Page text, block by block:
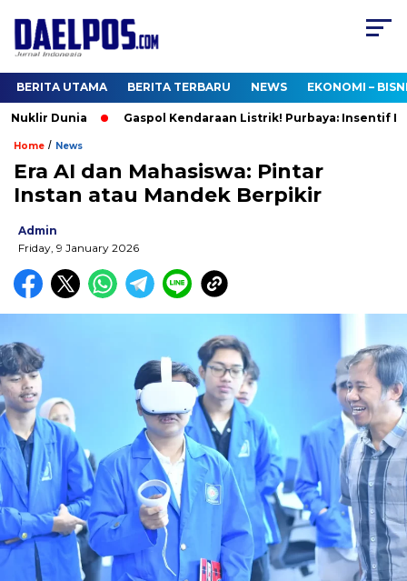
BERITA UTAMA BERITA TERBARU NEWS EKONOMI –
Dunia Gaspol Kendaraan Listrik! Purbaya: Insentif
Home / News
Era AI dan Mahasiswa: Pintar
Instan atau Mandek Berpikir
Admin
Friday, 9 January 2026